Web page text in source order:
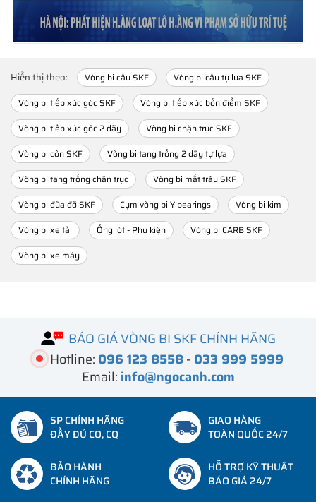
Hiển thị theo: Vòng bi cầu SKF
Vòng bi cầu tự lựa SKF
Vòng bi tiếp xúc góc SKF
Vòng bi tiếp xúc bốn điểm SKF
Vòng bi tiếp xúc góc 2 dãy
Vòng bi chặn trục SKF
Vòng bi côn SKF
Vòng bi tang trống 2 dãy tự lựa
Vòng bi tang trống chặn trục
Vòng bi mắt trâu SKF
Vòng bi đũa đỡ SKF
Cụm vòng bi Y-bearings
Vòng bi kim
Vòng bi xe tải
Ống lót - Phụ kiện
Vòng bi CARB SKF
Vòng bi xe máy
BÁO GIÁ VÒNG BI SKF CHÍNH HÃNG
Hotline: 096 123 8558- 033 999 5999
Email: info@ngocanh.com
SP CHÍNH HÃNG
ĐẦY ĐỦ CO, CQ
GIAO HÀNG
TOÀN QUỐC 24/7
BẢO HÀNH
CHÍNH HÃNG
HỖ TRỢ KỸ THUẬT
BÁO GIÁ 24/7